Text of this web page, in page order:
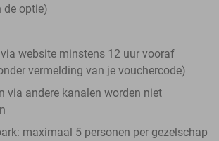
de optie)
website minstens 12 uur vooraf
vermelding van je vouchercode)
via andere kanalen worden niet
maximaal 5 personen per gezelschap